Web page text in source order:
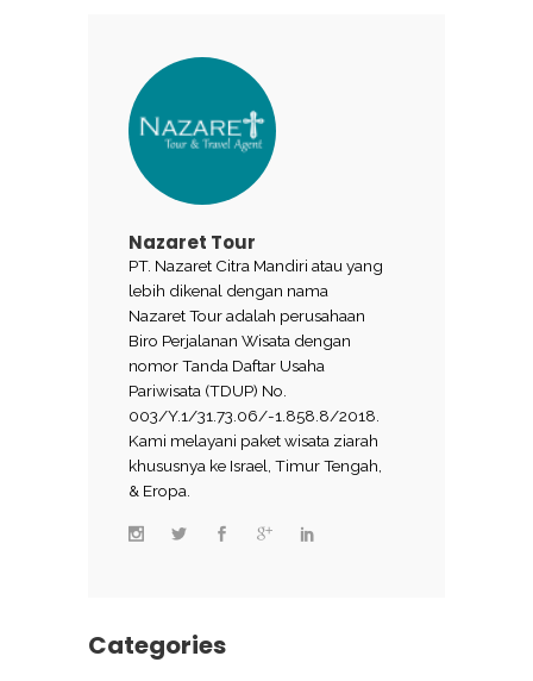
Nazaret Tour
PT. Nazaret Citra Mandiri atau yang
lebih dikenal dengan nama
Nazaret Tour adalah perusahaan
Biro Perjalanan Wisata dengan
nomor Tanda Daftar Usaha
Pariwisata (TDUP) No.
003/Y.1/31.73.06/-1.858.8/2018.
Kami melayani paket wisata ziarah
khususnya ke Israel, Timur Tengah,
& Eropa.
Categories